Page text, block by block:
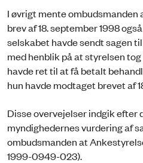
I øvrigt mente
brev af 18. september 1998
selskabet havde sendt sagen
med henblik på at styrelsen
havde ret til at få betalt
hun havde modtaget brevet af
Disse overvejelser indgik efter
myndighedernes vurdering af
ombudsmanden at
1999-0949-023).